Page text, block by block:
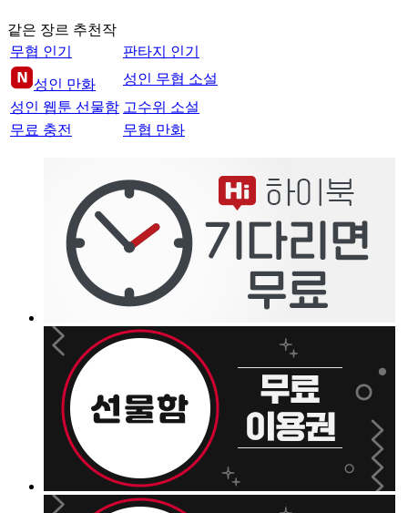
같은 장르 추천작
무협 인기
판타지 인기
성인 만화
성인 무협 소설
성인 웹툰 선물함 고수위 소설
무료 충전
무협 만화